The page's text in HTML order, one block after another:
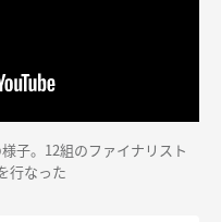
子。12組のファイナリスト
行なった